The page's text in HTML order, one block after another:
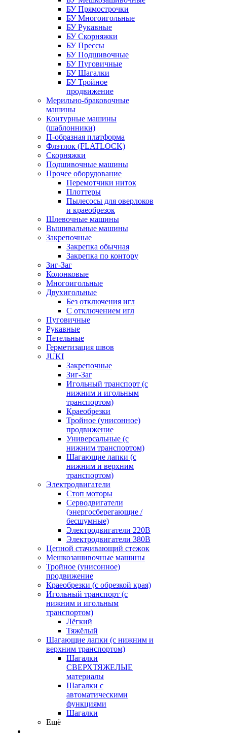
БУ Прямострочки
БУ Многоигольные
БУ Рукавные
БУ Скорняжки
БУ Прессы
БУ Подшивочные
БУ Пуговичные
БУ Шагалки
БУ Тройное
продвижение
Мерильно-браковочные
машины
Контурные машины
(шаблонники)
П-образная платформа
Флэтлок (FLATLOCK)
Скорняжки
Подшивочные машины
Прочее оборудование
Перемотчики ниток
Плоттеры
Пылесосы для оверлоков
и краеобрезок
Шлевочные машины
Вышивальные машины
Закрепочные
Закрепка обычная
Закрепка по контору
Зиг-Заг
Колонковые
Многоигольные
Двухигольные
Без отключения игл
С отключением игл
Пуговичные
Рукавные
Петельные
Герметизация швов
JUKI
Закрепочные
Зиг-Заг
Игольный транспорт (с
нижним и игольным
транспортом)
Краеобрезки
Тройное (унисонное)
продвижение
Универсальные (с
нижним транспортом)
Шагающие лапки (с
нижним и верхним
транспортом)
Электродвигатели
Стоп моторы
Серводвигатели
(энергосберегающие /
бесшумные)
Электродвигатели 220В
Электродвигатели 380В
Цепной стачивающий стежок
Мешкозашивочные машины
Тройное (унисонное)
продвижение
Краеобрезки (с обрезкой края)
Игольный транспорт (с
нижним и игольным
транспортом)
Лёгкий
Тяжёлый
Шагающие лапки (с нижним и
верхним транспортом)
Шагалки
СВЕРХТЯЖЕЛЫЕ
материалы
Шагалки с
автоматическими
функциями
Шагалки
Ещё